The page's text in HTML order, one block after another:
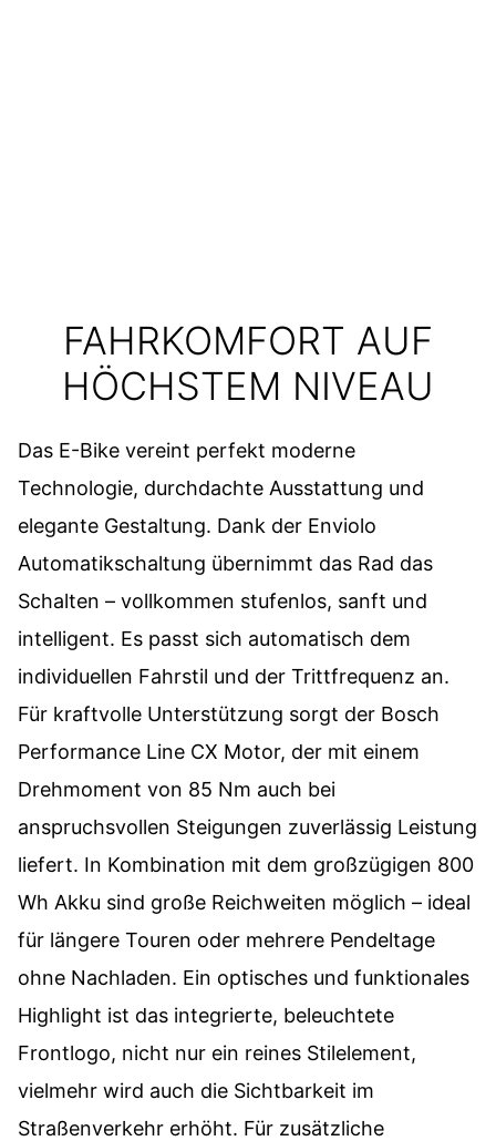
FAHRKOMFORT AUF
HÖCHSTEM NIVEAU
Das E-Bike vereint perfekt moderne
Technologie, durchdachte Ausstattung und
elegante Gestaltung. Dank der Enviolo
Automatikschaltung übernimmt das Rad das
Schalten – vollkommen stufenlos, sanft und
intelligent. Es passt sich automatisch dem
individuellen Fahrstil und der Trittfrequenz an.
Für kraftvolle Unterstützung sorgt der Bosch
Performance Line CX Motor, der mit einem
Drehmoment von 85 Nm auch bei
anspruchsvollen Steigungen zuverlässig Leistung
liefert. In Kombination mit dem großzügigen 800
Wh Akku sind große Reichweiten möglich – ideal
für längere Touren oder mehrere Pendeltage
ohne Nachladen. Ein optisches und funktionales
Highlight ist das integrierte, beleuchtete
Frontlogo, nicht nur ein reines Stilelement,
vielmehr wird auch die Sichtbarkeit im
Straßenverkehr erhöht. Für zusätzliche